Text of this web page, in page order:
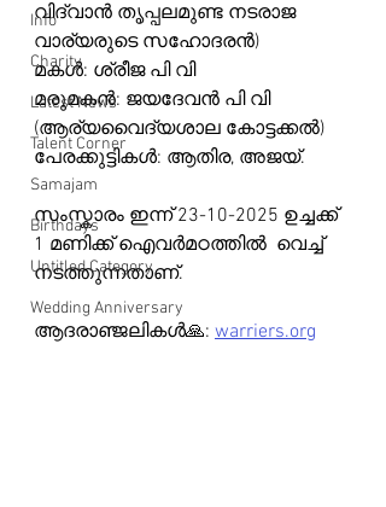
Info
Charity
Latest News
Talent Corner
Samajam
Birthdays
Untitled Category
Wedding Anniversary
വിദ്വാൻ തൃപ്പലമുണ്ട നടരാജ
വാര്യരുടെ സഹോദരൻ)
മകൾ: ശ്രീജ പി വി
മരുമകൻ: ജയദേവൻ പി വി
(ആര്യവൈദ്യശാല കോട്ടക്കൽ)
പേരക്കുട്ടികൾ: ആതിര, അജയ്.
സംസ്കാരം ഇന്ന് 23-10-2025 ഉച്ചക്ക്
1 മണിക്ക് ഐവർമഠത്തിൽ  വെച്ച്
നടത്തുന്നതാണ്.
ആദരാഞ്ജലികൾ🙏: warriers.org